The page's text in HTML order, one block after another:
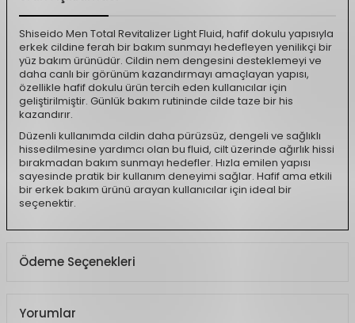
Shiseido Men Total Revitalizer Light Fluid, hafif dokulu yapısıyla
erkek cildine ferah bir bakım sunmayı hedefleyen yenilikçi bir
yüz bakım ürünüdür. Cildin nem dengesini desteklemeyi ve
daha canlı bir görünüm kazandırmayı amaçlayan yapısı,
özellikle hafif dokulu ürün tercih eden kullanıcılar için
geliştirilmiştir. Günlük bakım rutininde cilde taze bir his
kazandırır.
Düzenli kullanımda cildin daha pürüzsüz, dengeli ve sağlıklı
hissedilmesine yardımcı olan bu fluid, cilt üzerinde ağırlık hissi
bırakmadan bakım sunmayı hedefler. Hızla emilen yapısı
sayesinde pratik bir kullanım deneyimi sağlar. Hafif ama etkili
bir erkek bakım ürünü arayan kullanıcılar için ideal bir
seçenektir.
Ödeme Seçenekleri
Yorumlar